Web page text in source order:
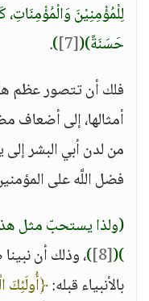
لِلْمُؤْمِنِيْنَ
حَسَنَةً)(
[7]
)
.
فلك أن تتصور عظم
أمثالها، إلى أضعاف
من لدن أبي البشر
فضل اللَّه على
(ولذا يستحبّ مثل هذا
)
(
[8]
)، وذلك أن
بالأنبياء قبله:﴿أُولَئِكَ